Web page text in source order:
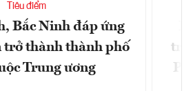
Tiêu điểm
Bắc Ninh đáp ứng
trở thành thành phố
Trung ương